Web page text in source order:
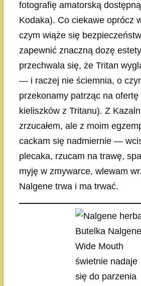
fotografię amatorską
Kodaka). Co ciekawe oprócz
czym wiąże się
zapewnić znaczną dozę
przechwala się, że Tritan
— i raczej nie ściemnia, o
przekonamy patrząc na
kieliszków z Tritanu). Z
zrzucałem, ale z moim
cackam się nadmiernie —
plecaka, rzucam na trawę,
myję w zmywarce, wlewam
Nalgene trwa i ma trwać.
Butelka Nalgene
Wide Mouth
świetnie nadaje
się do parzenia